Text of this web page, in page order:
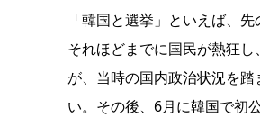
「韓国と選挙」といえば、
それほどまでに国民が熱狂
が、当時の国内政治状況を
い。その後、6月に韓国で初